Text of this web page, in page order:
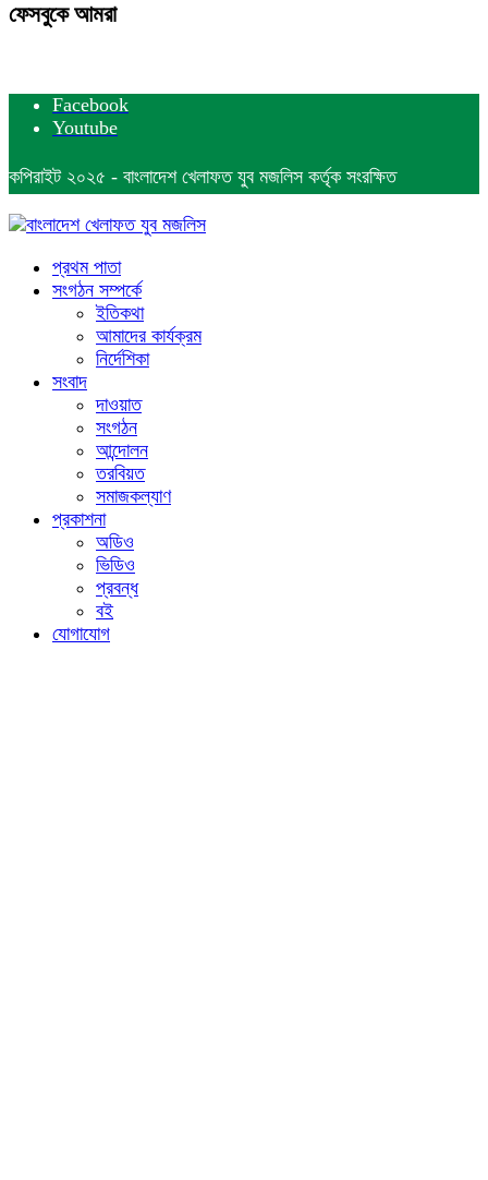
ফেসবুকে আমরা
Facebook
Youtube
কপিরাইট ২০২৫ - বাংলাদেশ খেলাফত যুব মজলিস কর্তৃক সংরক্ষিত
প্রথম পাতা
সংগঠন সম্পর্কে
ইতিকথা
আমাদের কার্যক্রম
নির্দেশিকা
সংবাদ
দাওয়াত
সংগঠন
আন্দোলন
তরবিয়ত
সমাজকল্যাণ
প্রকাশনা
অডিও
ভিডিও
প্রবন্ধ
বই
যোগাযোগ